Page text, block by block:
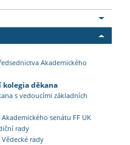
Akademického
kolegia děkana
s vedoucími základních
senátu FF UK
rady
Vědecké rady